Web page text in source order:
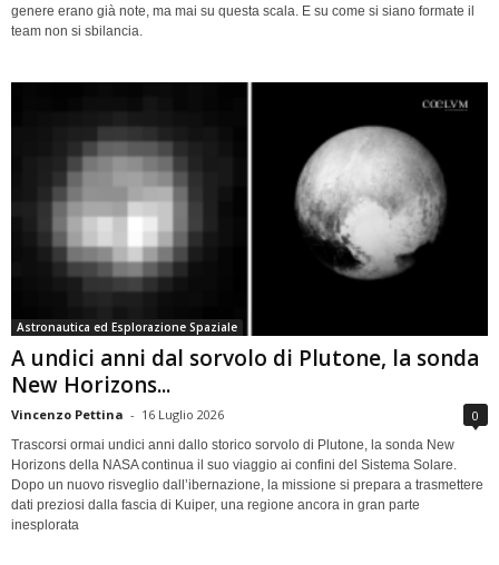
genere erano già note, ma mai su questa scala. E su come si siano formate il
team non si sbilancia.
Astronautica ed Esplorazione Spaziale
A undici anni dal sorvolo di Plutone, la sonda
New Horizons...
Vincenzo Pettina - 16 Luglio 2026 0
Trascorsi ormai undici anni dallo storico sorvolo di Plutone, la sonda New
Horizons della NASA continua il suo viaggio ai confini del Sistema Solare.
Dopo un nuovo risveglio dall’ibernazione, la missione si prepara a trasmettere
dati preziosi dalla fascia di Kuiper, una regione ancora in gran parte
inesplorata